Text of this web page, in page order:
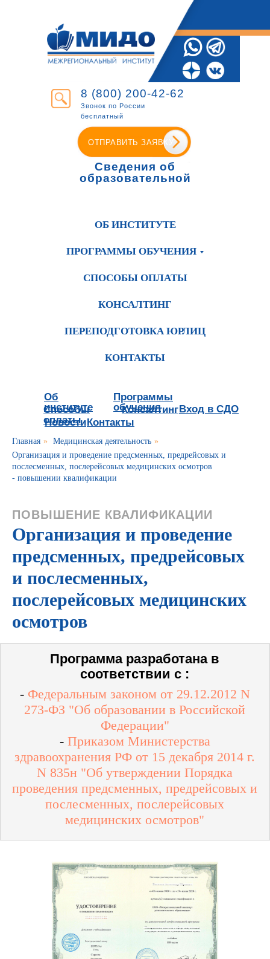
8 (800) 200-42-62
Звонок по России
бесплатный
ОТПРАВИТЬ ЗАЯВКУ
Сведения об
образовательной
ОБ ИНСТИТУТЕ
ПРОГРАММЫ ОБУЧЕНИЯ
СПОСОБЫ ОПЛАТЫ
КОНСАЛТИНГ
ПЕРЕПОДГОТОВКА ЮРЛИЦ
КОНТАКТЫ
Об
институте
Программы
обучения
Способы
оплаты
Консалтинг
Новости
Вход в СДО
Контакты
Главная » Медицинская деятельность »
Организация и проведение предсменных, предрейсовых и
послесменных, послерейсовых медицинских осмотров
- повышении квалификации
ПОВЫШЕНИЕ КВАЛИФИКАЦИИ
Организация и проведение
предсменных, предрейсовых
и послесменных,
послерейсовых медицинских
осмотров
Программа разработана в
соответствии с :
- Федеральным законом от 29.12.2012 N
273-ФЗ "Об образовании в Российской
Федерации"
- Приказом Министерства
здравоохранения РФ от 15 декабря 2014 г.
N 835н "Об утверждении Порядка
проведения предсменных, предрейсовых и
послесменных, послерейсовых
медицинских осмотров"